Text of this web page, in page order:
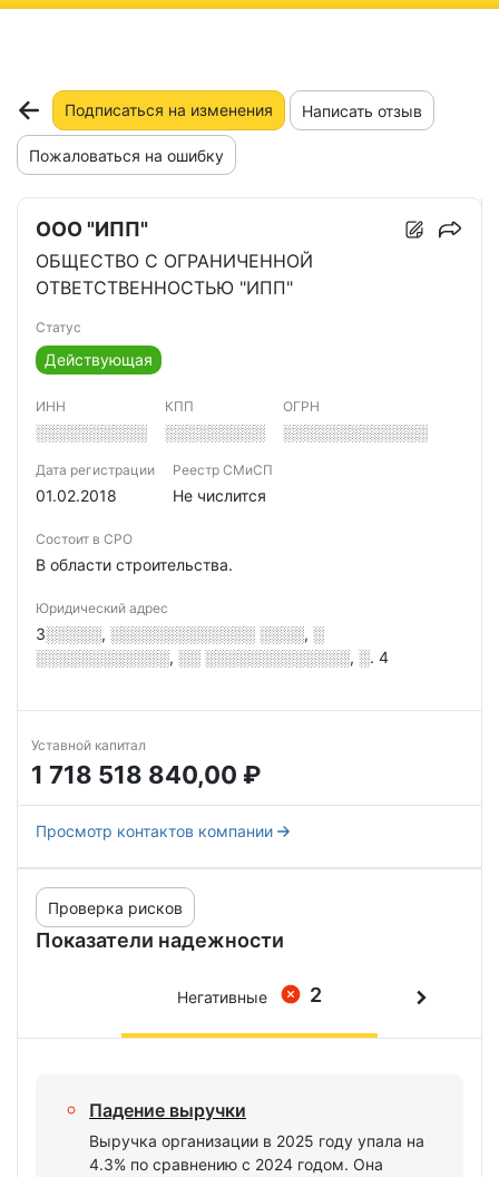
Подписаться на изменения Написать отзыв
Пожаловаться на ошибку
ООО "ИПП"
ОБЩЕСТВО С ОГРАНИЧЕННОЙ
ОТВЕТСТВЕННОСТЬЮ "ИПП"
Статус
Действующая
ИНН
░░░░░░░░░░
КПП
░░░░░░░░░
ОГРН
░░░░░░░░░░░░░
Дата регистрации
01.02.2018
Реестр СМиСП
Не числится
Состоит в СРО
В области строительства.
Юридический адрес
3░░░░░, ░░░░░░░░░░░░░ ░░░░, ░
░░░░░░░░░░░░, ░░ ░░░░░░░░░░░░░, ░. 4
Уставной капитал
1 718 518 840,00 ₽
Просмотр контактов компании
Показатели надежности
Проверка рисков
2
Негативные
Падение выручки
Выручка организации в 2025 году упала на
4.3% по сравнению с 2024 годом. Она